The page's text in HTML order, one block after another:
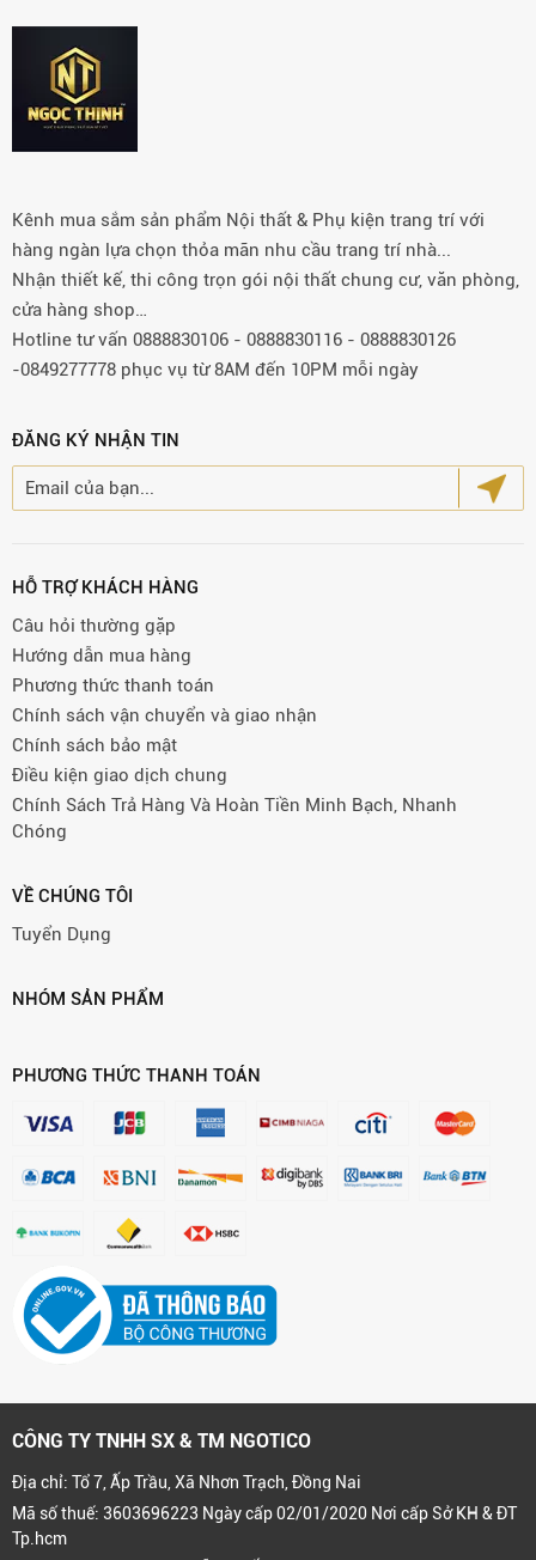
Kênh mua sắm sản phẩm Nội thất & Phụ kiện trang trí với
hàng ngàn lựa chọn thỏa mãn nhu cầu trang trí nhà...
Nhận thiết kế, thi công trọn gói nội thất chung cư, văn phòng,
cửa hàng shop…
Hotline tư vấn 0888830106 - 0888830116 - 0888830126
-0849277778 phục vụ từ 8AM đến 10PM mỗi ngày
ĐĂNG KÝ NHẬN TIN
HỖ TRỢ KHÁCH HÀNG
Câu hỏi thường gặp
Hướng dẫn mua hàng
Phương thức thanh toán
Chính sách vận chuyển và giao nhận
Chính sách bảo mật
Điều kiện giao dịch chung
Chính Sách Trả Hàng Và Hoàn Tiền Minh Bạch, Nhanh
Chóng
VỀ CHÚNG TÔI
Tuyển Dụng
NHÓM SẢN PHẨM
PHƯƠNG THỨC THANH TOÁN
CÔNG TY TNHH SX & TM NGOTICO
Địa chỉ: Tổ 7, Ấp Trầu, Xã Nhơn Trạch, Đồng Nai
Mã số thuế: 3603696223 Ngày cấp 02/01/2020 Nơi cấp Sở KH & ĐT
Tp.hcm